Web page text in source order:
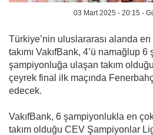
03 Mart 2025 - 20:15 -
Türkiye’nin uluslararası alanda
takımı VakıfBank, 4’ü namağlup
şampiyonluğa ulaşan takım
çeyrek final ilk maçında
edecek.
VakıfBank, 6 şampiyonlukla en
takım olduğu CEV Şampiyonlar